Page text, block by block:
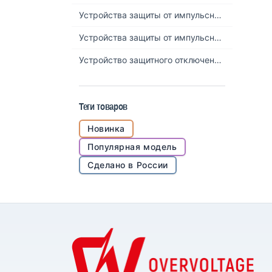
Устройства защиты от импульсных перенапряжений NDU1Z
Устройства защиты от импульсных перенапряжений NDUH1/NDUH1I
Устройство защитного отключения NDL2M
Теги товаров
Новинка
Популярная модель
Сделано в России